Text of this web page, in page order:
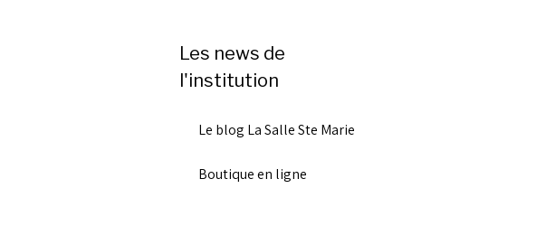
Les news de
l'institution
Le blog La Salle Ste Marie
Boutique en ligne